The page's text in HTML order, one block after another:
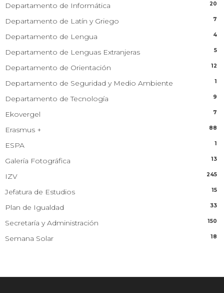
Departamento de Informática 20
Departamento de Latín y Griego 7
Departamento de Lengua 4
Departamento de Lenguas Extranjeras 5
Departamento de Orientación 12
Departamento de Seguridad y Medio Ambiente 1
Departamento de Tecnología 9
Ekovergel 7
Erasmus + 88
ESPA 1
Galería Fotográfica 13
IZV 245
Jefatura de Estudios 15
Plan de Igualdad 33
Secretaría y Administración 150
Semana Solar 18